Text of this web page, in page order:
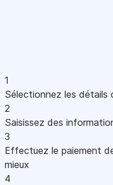
1
Sélectionnez les détails
2
Saisissez des
3
Effectuez le paiement
mieux
4